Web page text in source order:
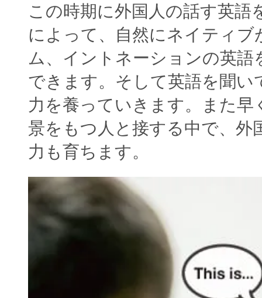
この時期に外国人の話す英語
によって、自然にネイティブ
ム、イントネーションの英語
できます。そして英語を聞い
力を養っていきます。また早
景をもつ人と接する中で、外
力も育ちます。